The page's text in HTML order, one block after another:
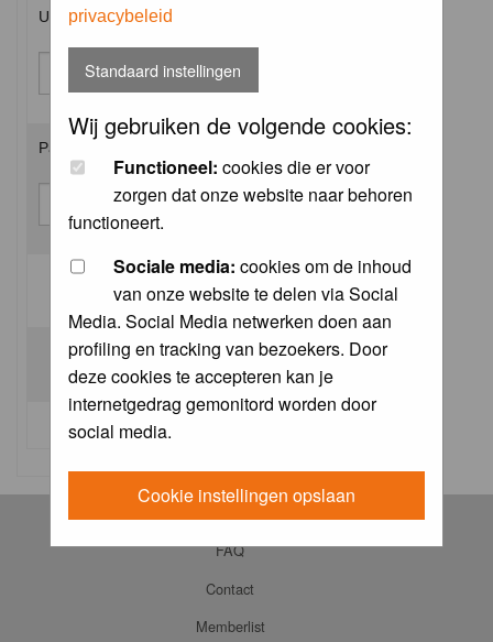
privacybeleid
Standaard instellingen
Wij gebruiken de volgende cookies:
Functioneel: cookies die er voor
zorgen dat onze website naar behoren
functioneert.
Sociale media: cookies om de inhoud
van onze website te delen via Social
Media. Social Media netwerken doen aan
profiling en tracking van bezoekers. Door
deze cookies te accepteren kan je
internetgedrag gemonitord worden door
social media.
Cookie instellingen opslaan
Username:
Password:
Log me on automatically each visit:
I forgot my password
FAQ
Contact
Memberlist